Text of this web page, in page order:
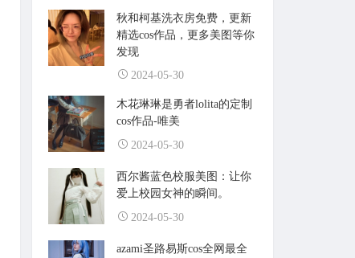
秋和柯基洗衣房免费，更新
精选cos作品，更多美图等你
发现
2024-05-30
木花琳琳是勇者lolita的定制
cos作品-唯美
2024-05-30
西尔酱蓝色校服美图：让你
爱上校园女神的瞬间。
2024-05-30
azami圣路易斯cos全网最全